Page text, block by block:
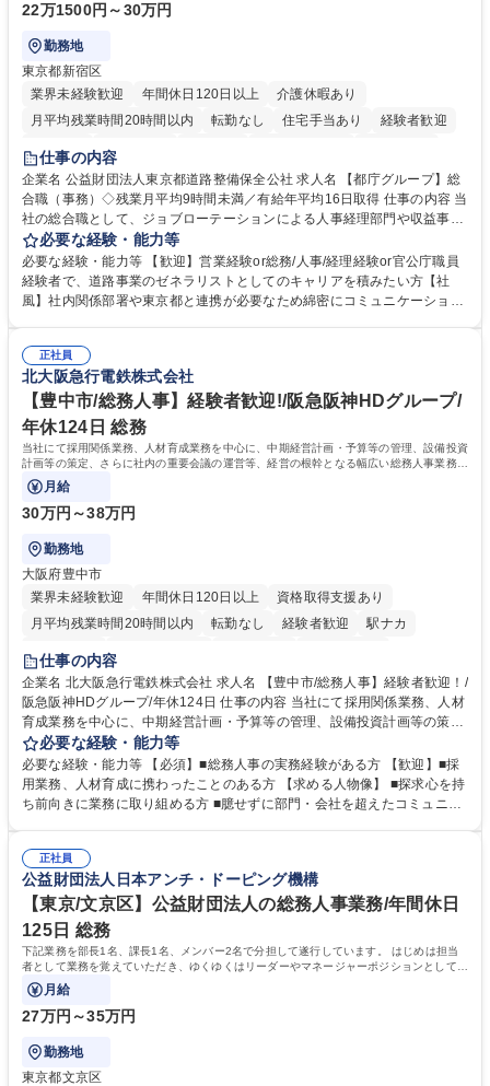
22万1500円～30万円
勤務地
東京都新宿区
業界未経験歓迎
年間休日120日以上
介護休暇あり
月平均残業時間20時間以内
転勤なし 住宅手当あり
経験者歓迎
研修あり
退職金あり
駅近5分以内
資格取得手当あり 食事補助あり
仕事の内容
企業名 公益財団法人東京都道路整備保全公社 求人名 【都庁グループ】総
合職（事務）◇残業月平均9時間未満／有給年平均16日取得 仕事の内容 当
社の総合職として、ジョブローテーションによる人事経理部門や収益事業
等のフロント部門の部署等幅広い部署での業務をお任せいたします。研修
制度やキャリア支援が充実しております！ ※下記業務詳細 【業務詳細】■
管理部門：広報、人事、経理など当公社の運営に係る管理業務 ■収益部
門：駐車場の新規開拓、管理運営、新宿駅西口広場の「イベントコーナ
道路施設や道路工事現場の見学ツアー事業 ※入社後は上記いずれかの部門
へ配属。※業務内容変更の範囲：会社の定める業務 募集職種 【都庁グル
ープ】総合職（事務）◇残業月平均9時間未満／有給年平均16日取得
必要な経験・能力等
必要な経験・能力等 【歓迎】営業経験or総務/人事/経理経験or官公庁職員
経験者で、道路事業のゼネラリストとしてのキャリアを積みたい方【社
風】社内関係部署や東京都と連携が必要なため綿密にコミュニケーション
部門など多岐に渡る業務を経験できます。 ■様々なプロジェクト：駐車場
事業の他、新宿駅西口広場内に設置された照明を兼ねた広告「ブライトサ
イン」の管理運営を行うなど、事業収益を生み出す活動を積極的に行って
います。 学歴・資格 学歴：大学院 大学 高専 短大 専修学校 高校 語学力：
資格：
正社員
北大阪急行電鉄株式会社
【豊中市/総務人事】経験者歓迎!/阪急阪神HDグループ/
年休124日 総務
当社にて採用関係業務、人材育成業務を中心に、中期経営計画・予算等の管理、設備投資
計画等の策定、さらに社内の重要会議の運営等、経営の根幹となる幅広い総務人事業務全
般を担当していただきます。
月給
30万円～38万円
勤務地
大阪府豊中市
業界未経験歓迎
年間休日120日以上
資格取得支援あり
月平均残業時間20時間以内
転勤なし 経験者歓迎
駅ナカ
退職金あり
土日祝休み
服装自由 昼食補助あり 食事補助あり
仕事の内容
企業名 北大阪急行電鉄株式会社 求人名 【豊中市/総務人事】経験者歓迎！/
阪急阪神HDグループ/年休124日 仕事の内容 当社にて採用関係業務、人材
育成業務を中心に、中期経営計画・予算等の管理、設備投資計画等の策
定、さらに社内の重要会議の運営等、経営の根幹となる幅広い総務人事業
務全般を担当していただきます。 【主な業務内容】 ■採用関係業務および
人材育成(社員研修)業務の推進 ■中期経営計画および予算等の管理 ■設備
投資計画等の策定 ■社内の重要会議の運営 ■その他総務人事業務全般 【入
務人事】経験者歓迎！/阪急阪神HDグループ/年休124日
必要な経験・能力等
必要な経験・能力等 【必須】■総務人事の実務経験がある方 【歓迎】■採
用業務、人材育成に携わったことのある方 【求める人物像】 ■探求心を持
ち前向きに業務に取り組める方 ■臆せずに部門・会社を超えたコミュニケ
囲のメンバーと協調しつつ主体性を持って能動的に業務を推進できる方 学
歴・資格 学歴：大学院 大学 高専 短大 専修学校 高校 語学力： 資格：
正社員
公益財団法人日本アンチ・ドーピング機構
【東京/文京区】公益財団法人の総務人事業務/年間休日
125日 総務
下記業務を部長1名、課長1名、メンバー2名で分担して遂行しています。 はじめは担当
者として業務を覚えていただき、ゆくゆくはリーダーやマネージャーポジションとして活
躍いただくことを期待しています。
月給
27万円～35万円
勤務地
東京都文京区